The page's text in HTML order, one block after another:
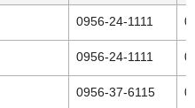
0956-24-1111
0956-24-1111
0956-37-6115